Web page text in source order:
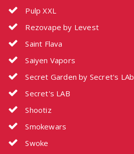
Pulp XXL
Rezovape by Levest
Saint Flava
Saiyen Vapors
Secret Garden by Secret's LAb
Secret's LAB
Shootiz
Smokewars
Swoke